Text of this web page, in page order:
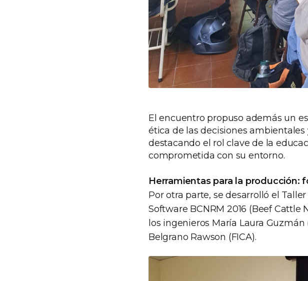
El encuentro propuso además un
ética de las decisiones
destacando el rol clave de la
comprometida con su entorno.
Herramientas para la producción:
Por otra parte, se desarrolló el
Software BCNRM 2016 (Beef
los ingenieros María Laura Guzmán
Belgrano Rawson (FICA).